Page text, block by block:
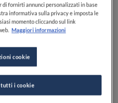
RomaRMItalia
di fornirti annunci personalizzati in base
informativa sulla privacy e imposta le
momento cliccando sul link
Maggiori informazioni
cookie
i cookie